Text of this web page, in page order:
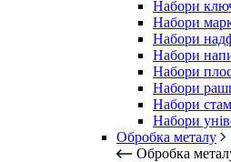
Набори
Набори
Набори
Набори
Набори
Набори
Набори
Набори
Обробка металу
Обробка